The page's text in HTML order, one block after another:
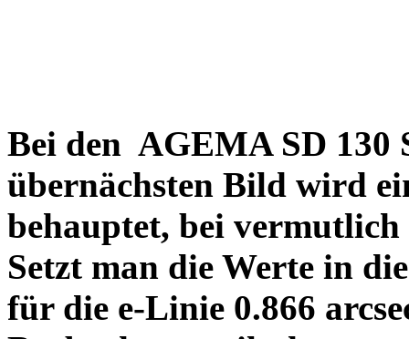
Bei den AGEMA SD 130
übernächsten Bild wird
behauptet, bei vermutlich
Setzt man die Werte in
für die e-Linie 0.866